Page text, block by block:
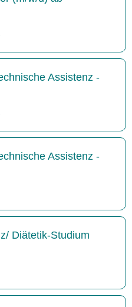
Assistenz -
Assistenz -
Diätetik-Studium